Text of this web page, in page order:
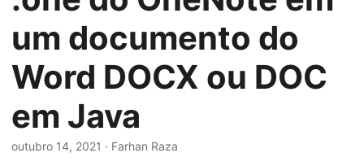
v
e
g
a
um documento do
Word DOCX ou DOC
em Java
outubro 14, 2021 · Farhan Raza